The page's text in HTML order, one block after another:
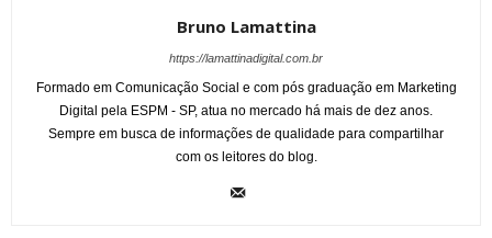
Bruno Lamattina
https://lamattinadigital.com.br
Formado em Comunicação Social e com pós graduação em Marketing
Digital pela ESPM - SP, atua no mercado há mais de dez anos.
Sempre em busca de informações de qualidade para compartilhar
com os leitores do blog.